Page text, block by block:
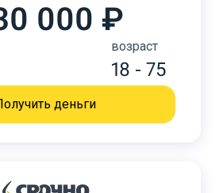
000 ₽
возраст
18 - 75
деньги